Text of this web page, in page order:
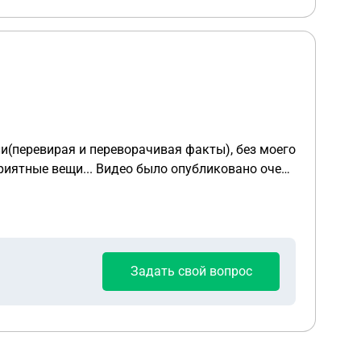
и переворачивая факты), без моего
вещи... Видео было опубликовано очень
за это видео. Мои просьбы удалить видео
Задать свой вопрос